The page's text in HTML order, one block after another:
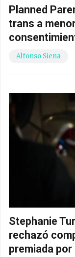
Planned
trans a
Alfonso Siena
Stephanie
rechazó
premiada por